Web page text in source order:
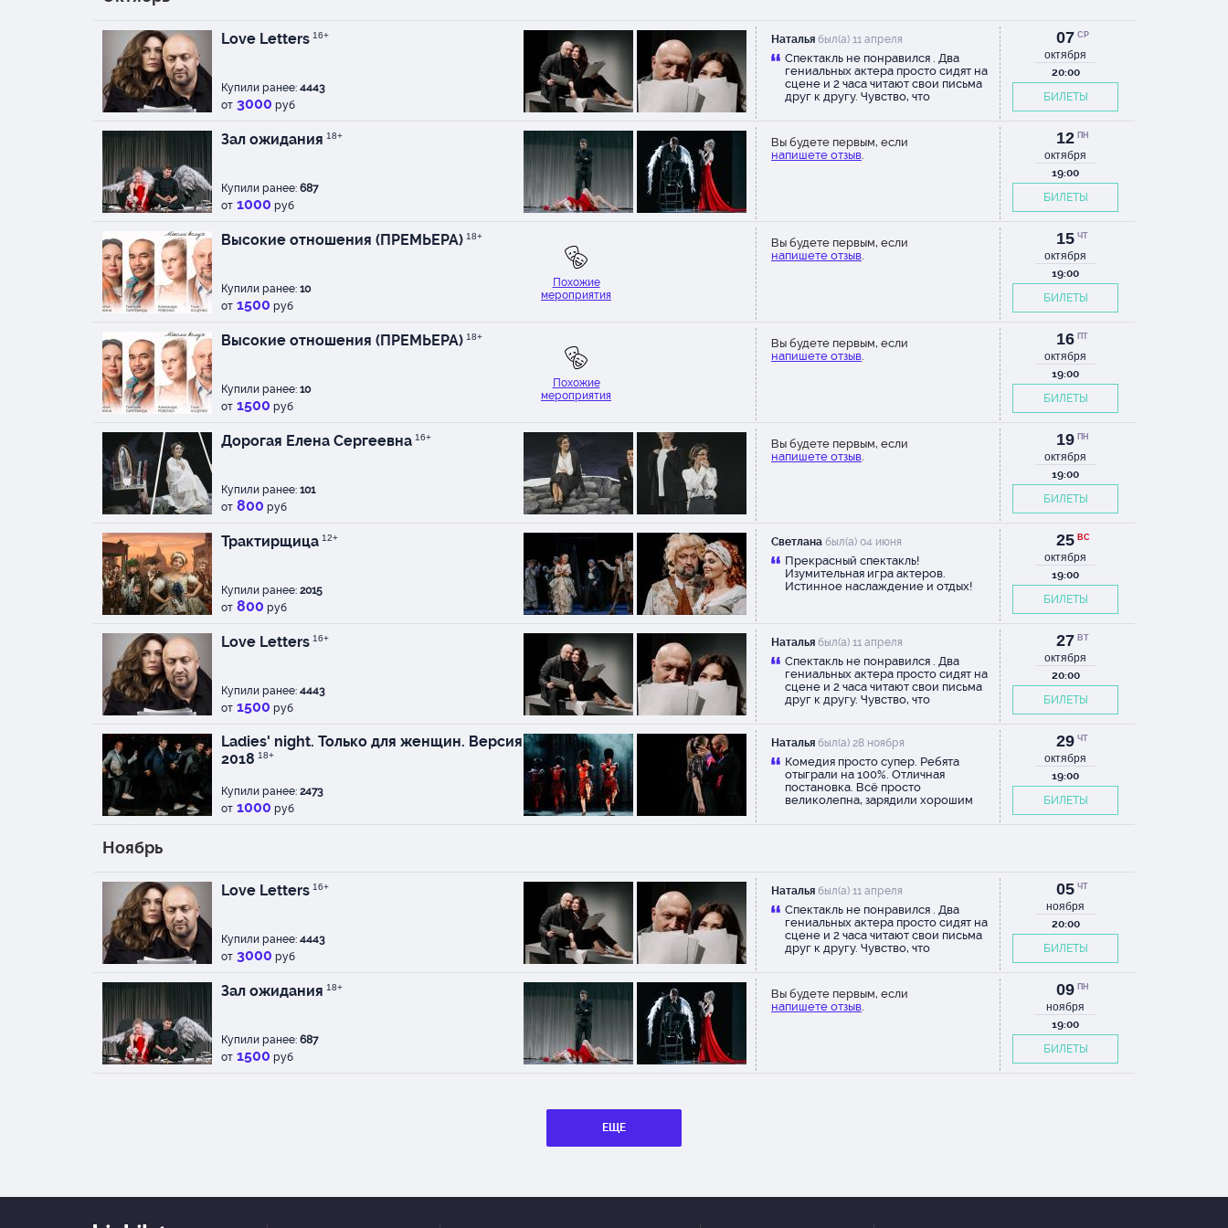
Love Letters 16+
Купили ранее: 4443
от 3000 руб
Наталья был(а) 11 апреля
Спектакль не понравился . Два
гениальных актера просто сидят на
сцене и 2 часа читают свои письма
друг к другу. Чувство, что
07 СР
октября
20:00
БИЛЕТЫ
Зал ожидания 18+
Купили ранее: 687
от 1000 руб
Вы будете первым, если
напишете отзыв.
12 ПН
октября
19:00
БИЛЕТЫ
Высокие отношения (ПРЕМЬЕРА) 18+
Купили ранее: 10
от 1500 руб
Похожие
мероприятия
Вы будете первым, если
напишете отзыв.
15 ЧТ
октября
19:00
БИЛЕТЫ
Высокие отношения (ПРЕМЬЕРА) 18+
Купили ранее: 10
от 1500 руб
Похожие
мероприятия
Вы будете первым, если
напишете отзыв.
16 ПТ
октября
19:00
БИЛЕТЫ
Дорогая Елена Сергеевна 16+
Купили ранее: 101
от 800 руб
Вы будете первым, если
напишете отзыв.
19 ПН
октября
19:00
БИЛЕТЫ
Трактирщица 12+
Купили ранее: 2015
от 800 руб
Светлана был(а) 04 июня
Прекрасный спектакль!
Изумительная игра актеров.
Истинное наслаждение и отдых!
25 ВС
октября
19:00
БИЛЕТЫ
Love Letters 16+
Купили ранее: 4443
от 1500 руб
Наталья был(а) 11 апреля
Спектакль не понравился . Два
гениальных актера просто сидят на
сцене и 2 часа читают свои письма
друг к другу. Чувство, что
27 ВТ
октября
20:00
БИЛЕТЫ
Ladies' night. Только для женщин. Версия
2018 18+
Купили ранее: 2473
от 1000 руб
Наталья был(а) 28 ноября
Комедия просто супер. Ребята
отыграли на 100%. Отличная
постановка. Всё просто
великолепна, зарядили хорошим
29 ЧТ
октября
19:00
БИЛЕТЫ
Ноябрь
Love Letters 16+
Купили ранее: 4443
от 3000 руб
Наталья был(а) 11 апреля
Спектакль не понравился . Два
гениальных актера просто сидят на
сцене и 2 часа читают свои письма
друг к другу. Чувство, что
05 ЧТ
ноября
20:00
БИЛЕТЫ
Зал ожидания 18+
Купили ранее: 687
от 1500 руб
Вы будете первым, если
напишете отзыв.
09 ПН
ноября
19:00
БИЛЕТЫ
ЕЩЕ